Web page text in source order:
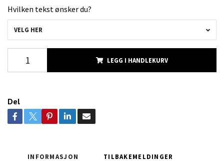
Hvilken tekst ønsker du?
VELG HER
LEGG I HANDLEKURV
Del
INFORMASJON TILBAKEMELDINGER